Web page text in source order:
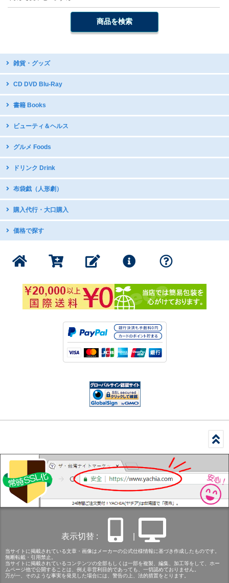
雑貨・グッズ
台湾デザイン
開運グッズ
台湾のお守り
テーブルウェア・調理器具
国立故宮博物館公式グッズ
icash2.0 / iPASS
CD DVD Blu-Ray
台湾原住民語CD・DVD
台湾ディスカバリー
台湾オペラDVD
現代舞踊DVD
日本アニメDVDで中国語学習
子供向け音楽CD
書籍 Books
中国語教材・辞書
写真集
グラビア・写真集
五術・風水学関連書籍
台湾の漫画・イラスト集
ビューティ＆ヘルス
グルメ Foods
中華菓子
台湾産ドライフルーツ
スナック・お菓子
ミネラルたっぷり 台湾産甘蔗糖
ドリンク Drink
台湾のお茶
インスタントドリンク
台湾産コーヒー
インスタントスープ
調味料・スープの素
布袋戯（人形劇）
DVDボックス
DVDボックス（クリアランス）
サントラ：動脈音楽+ダピリ
書籍・印刷物
公式グッズ
購入代行・大口購入
購入代行サービス
価格で探す
表示切替 :
当サイトに掲載されている文章・画像はメーカーの公式仕様情報に基づき作成したものです。
無断転載・引用禁止。
当サイトに掲載されているコンテンツの全部もしくは一部を複製、編集、加工等をして、ホー
ムページ他で公開することは、例え非営利目的であっても、一切認めておりません。
万が一、そのような事実を発見した場合には、警告の上、法的措置をとります。